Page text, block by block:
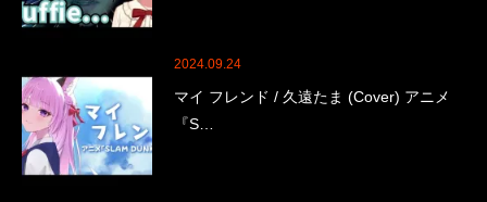
2024.09.24
マイ フレンド / 久遠たま (Cover) アニメ
『S…